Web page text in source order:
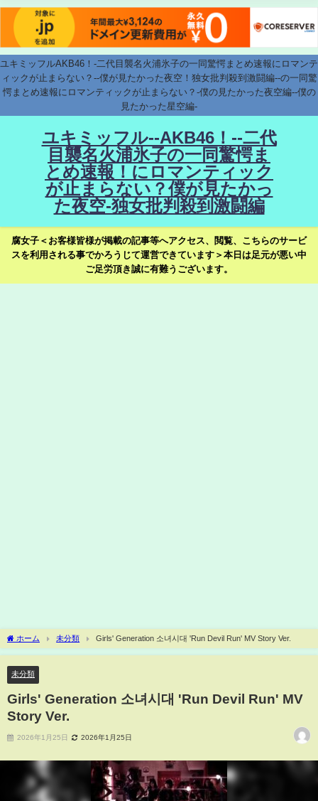
ユキミッフルAKB46！-二代目襲名火浦氷子の一同驚愕まとめ速報にロマンテ
ィックが止まらない？--僕が見たかった夜空！独女批判殺到激闘編--の一同驚
愕まとめ速報にロマンティックが止まらない？-僕の見たかった夜空編--僕の
見たかった星空編-
ユキミッフル--AKB46！--二代
目襲名火浦氷子の一同驚愕ま
とめ速報！にロマンティック
が止まらない？僕が見たかっ
た夜空-独女批判殺到激闘編
腐女子＜お客様皆様が掲載の記事等へアクセス、閲覧、こちらのサービ
スを利用される事でかろうじて運営できています＞本日は足元が悪い中
ご足労頂き誠に有難うございます。
ホーム 未分類 Girls' Generation 소녀시대 'Run Devil Run' MV Story Ver.
未分類
Girls' Generation 소녀시대 'Run Devil Run' MV
Story Ver.
2026年1月25日 2026年1月25日